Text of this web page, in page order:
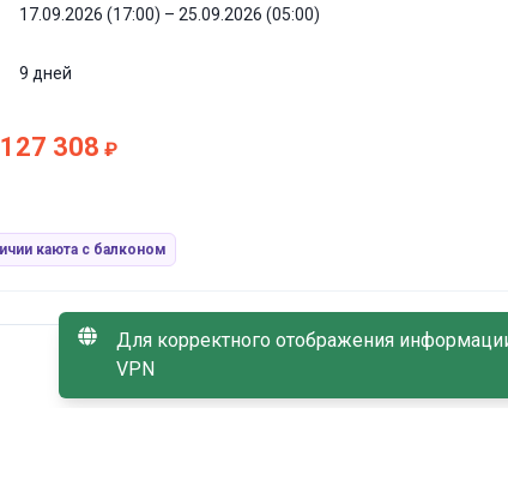
17.09.2026 (17:00) – 25.09.2026 (05:00)
9 дней
127 308 ₽
каюта с балконом
Генерал Лавриненков
Для корректного отображения
VPN